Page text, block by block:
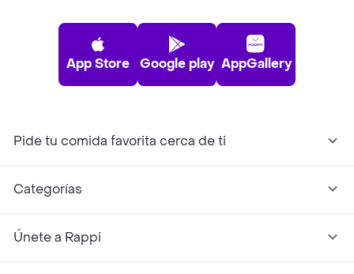
App Store Google play AppGallery
Pide tu comida favorita cerca de ti
Categorías
Únete a Rappi